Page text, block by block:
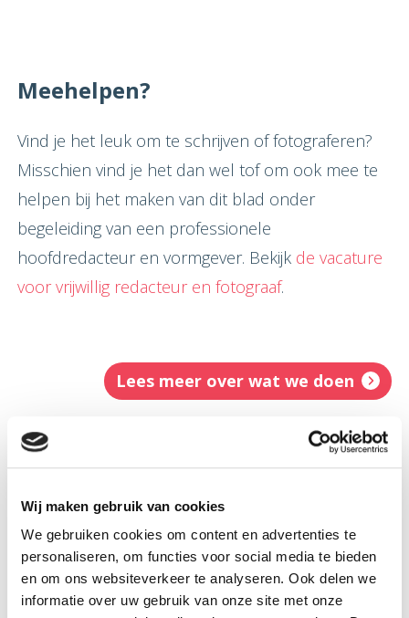
Wij maken gebruik van cookies
We gebruiken cookies om content en advertenties te
personaliseren, om functies voor social media te bieden
en om ons websiteverkeer te analyseren. Ook delen we
informatie over uw gebruik van onze site met onze
Meehelpen?
Vind je het leuk om te schrijven of fotograferen?
Misschien vind je het dan wel tof om ook mee te
helpen bij het maken van dit blad onder
begeleiding van een professionele
hoofdredacteur en vormgever. Bekijk de vacature
voor vrijwillig redacteur en fotograaf.
Lees meer over wat we doen
Ook interessant...